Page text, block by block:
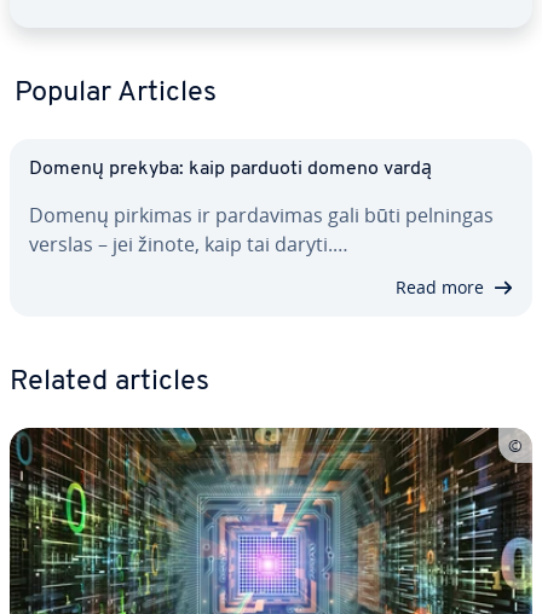
Popular Articles
Domenų prekyba: kaip parduoti domeno vardą
Domenų pirkimas ir par­da­vi­mas gali būti pelningas
verslas – jei žinote, kaip tai daryti.…
Read more
Related articles